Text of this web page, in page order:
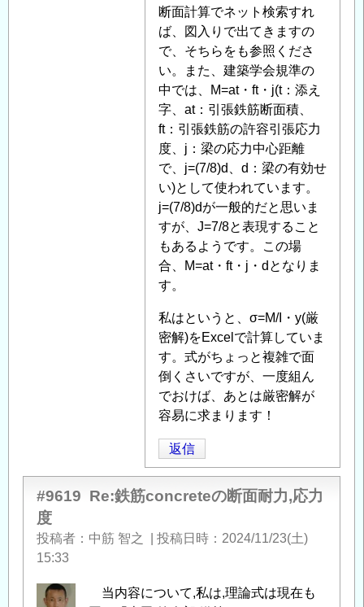
断面計算でネット検索すれ
ば、図入りで出てきますの
で、そちらをも参照くださ
い。また、建築学会規準の
中では、M=at・ft・j(t：添え
字、at：引張鉄筋断面積、
ft：引張鉄筋の許容引張応力
度、j：梁の応力中心距離
で、j=(7/8)d、d：梁の有効せ
い)として使われています。
j=(7/8)dが一般的だと思いま
すが、J=7/8と表現すること
もあるようです。この場
合、M=at・ft・j・dとなりま
す。
私はというと、σ=M/I・y(厳
密解)をExcelで計算していま
す。式がちょっと複雑で面
倒くさいですが、一度組ん
でおけば、あとは厳密解が
容易に求まります！
返信
#9619 Re:鉄筋concreteの断面耐力,応力
度
投稿者 中筋 智之 投稿日時
2024/11/23(土)
15:33
当内容について,私は,理論式は現在も